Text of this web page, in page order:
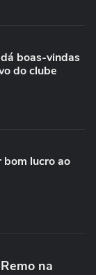
boas-vindas
do clube
lucro ao
na